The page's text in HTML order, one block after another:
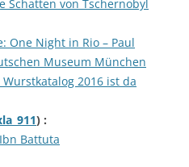
Schatten von Tschernobyl
One Night in Rio – Paul
Museum München
2016 ist da
) :
Battuta